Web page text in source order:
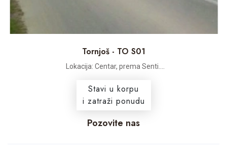
Tornjoš - TO S01
Lokacija: Centar, prema Senti....
Stavi u korpu
i zatraži ponudu
Pozovite nas